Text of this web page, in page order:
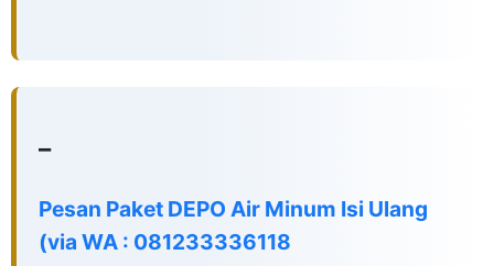
–
Pesan Paket DEPO Air Minum Isi Ulang
(via WA: 081233336118